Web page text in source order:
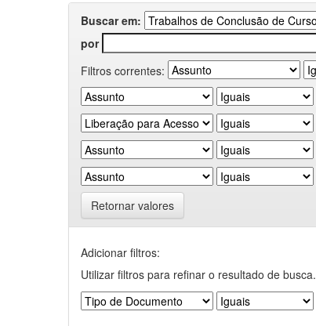
Buscar em:
por
Filtros correntes:
Retornar valores
Adicionar filtros:
Utilizar filtros para refinar o resultado de busca.